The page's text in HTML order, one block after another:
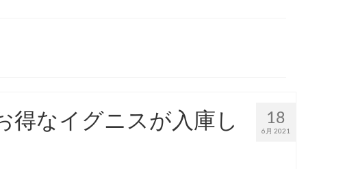
18
6月 2021
得なイグニスが入庫し